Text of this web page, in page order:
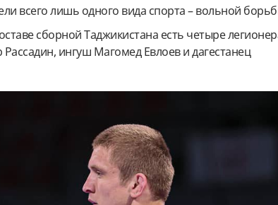
всего лишь одного вида спорта – вольной
сборной Таджикистана есть четыре
ингуш Магомед Евлоев и дагестанец